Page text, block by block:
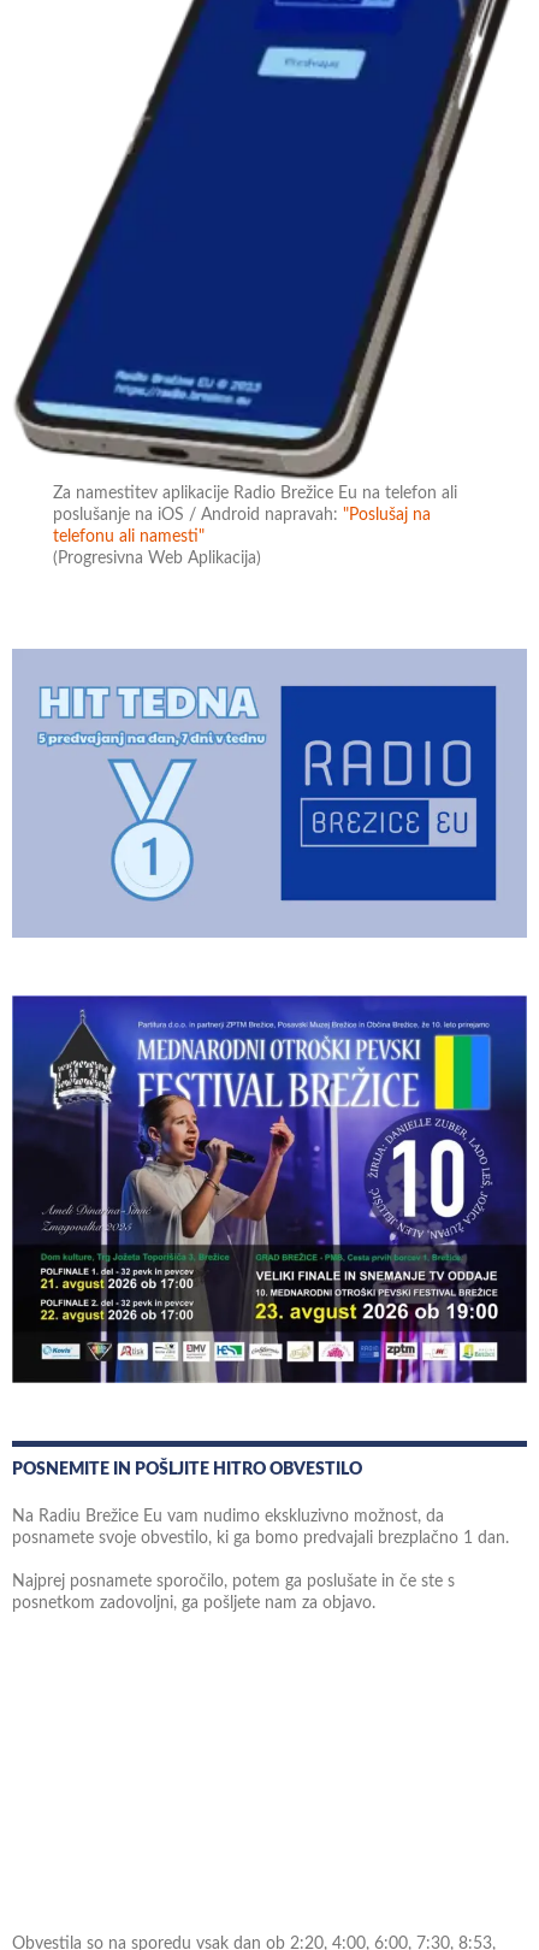
Za namestitev aplikacije Radio Brežice Eu na telefon ali
poslušanje na iOS / Android napravah:"Poslušaj na
telefonu ali namesti"
(Progresivna Web Aplikacija)
POSNEMITE IN POŠLJITE HITRO OBVESTILO
Na Radiu Brežice Eu vam nudimo ekskluzivno možnost, da
posnamete svoje obvestilo, ki ga bomo predvajali brezplačno 1 dan.
Najprej posnamete sporočilo, potem ga poslušate in če ste s
posnetkom zadovoljni, ga pošljete nam za objavo.
Obvestila so na sporedu vsak dan ob 2:20, 4:00, 6:00, 7:30, 8:53,